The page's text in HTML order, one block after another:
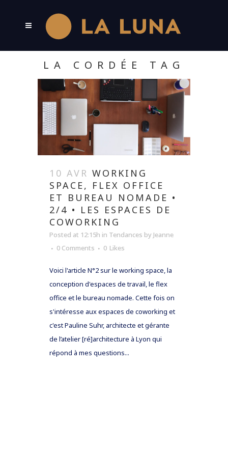
LA CORDÉE TAG
10 AVR WORKING
SPACE, FLEX OFFICE
ET BUREAU NOMADE •
2/4 • LES ESPACES DE
COWORKING
Posted at 12:15h in Tendances by Jeanne
0 Comments
0 Likes
Voici l'article N°2 sur le working space, la
conception d'espaces de travail, le flex
office et le bureau nomade. Cette fois on
s'intéresse aux espaces de coworking et
c'est Pauline Suhr, architecte et gérante
de l’atelier [ré]architecture à Lyon qui
répond à mes questions...